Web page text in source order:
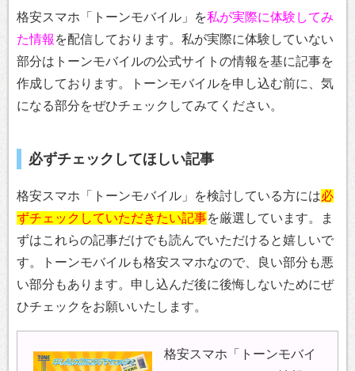
格安スマホ「トーンモバイル」を私が実際に体験してみ
た情報 を配信しております。私が実際に体験していない
部分はトーンモバイルの公式サイトの情報を基に記事を
作成しております。トーンモバイルを申し込む前に、気
になる部分をぜひチェックしてみてください。
必ずチェックしてほしい記事
格安スマホ「トーンモバイル」を検討している方には必
ずチェックしていただきたい記事を厳選しています。ま
ずはこれらの記事だけでも読んでいただけると嬉しいで
す。トーンモバイルも格安スマホなので、良い部分も悪
い部分もあります。申し込んだ後に後悔しないためにぜ
ひチェックをお願いいたします。
格安スマホ「トーンモバイ